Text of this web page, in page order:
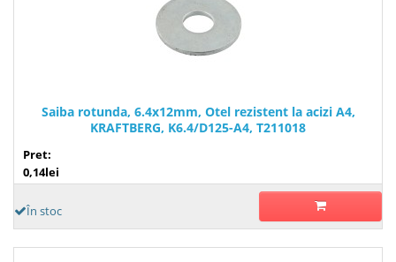
Saiba rotunda, 6.4x12mm, Otel rezistent la acizi A4,
KRAFTBERG, K6.4/D125-A4, T211018
Pret:
0,14lei
În stoc